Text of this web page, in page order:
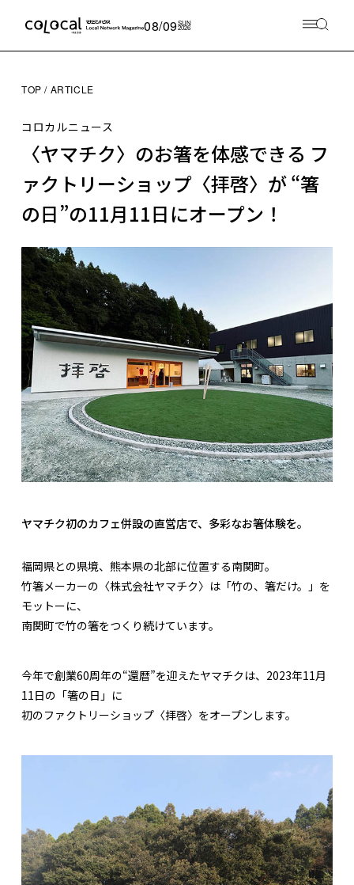
08/09SUN
2026
TOP ARTICLE
コロカルニュース
〈ヤマチク〉のお箸を体感できる フ
ァクトリーショップ〈拝啓〉が “箸
の日”の11月11日にオープン！
ヤマチク初のカフェ併設の直営店で、多彩なお箸体験を。
福岡県との県境、熊本県の北部に位置する南関町。
竹箸メーカーの〈株式会社ヤマチク〉は「竹の、箸だけ。」を
モットーに、
南関町で竹の箸をつくり続けています。
今年で創業60周年の“還暦”を迎えたヤマチクは、2023年11月
11日の「箸の日」に
初のファクトリーショップ〈拝啓〉をオープンします。